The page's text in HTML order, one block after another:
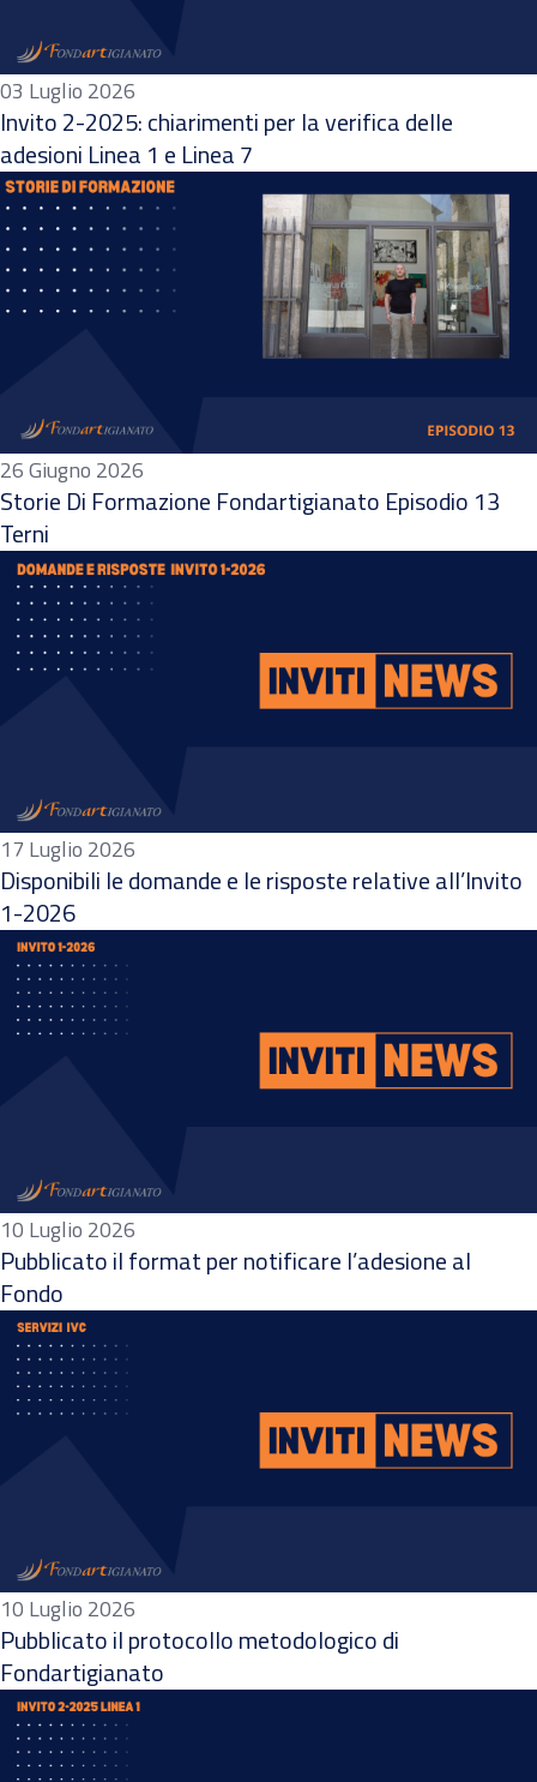
03 Luglio 2026
Invito 2-2025: chiarimenti per la verifica delle
adesioni Linea 1 e Linea 7
26 Giugno 2026
Storie Di Formazione Fondartigianato Episodio 13
Terni
17 Luglio 2026
Disponibili le domande e le risposte relative all’Invito
1-2026
10 Luglio 2026
Pubblicato il format per notificare l’adesione al
Fondo
10 Luglio 2026
Pubblicato il protocollo metodologico di
Fondartigianato